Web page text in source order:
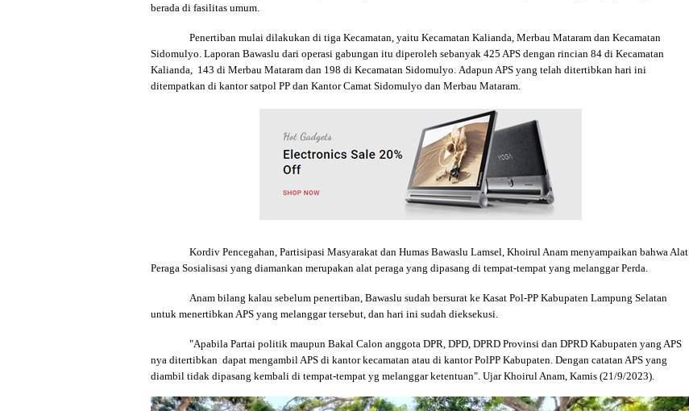
berada di fasilitas umum.
Penertiban mulai dilakukan di tiga Kecamatan, yaitu Kecamatan Kalianda, Merbau Mataram dan Kecamatan
Sidomulyo. Laporan Bawaslu dari operasi gabungan itu diperoleh sebanyak 425 APS dengan rincian 84 di Kecamatan
Kalianda, 143 di Merbau Mataram dan 198 di Kecamatan Sidomulyo. Adapun APS yang telah ditertibkan hari ini
ditempatkan di kantor satpol PP dan Kantor Camat Sidomulyo dan Merbau Mataram.
Kordiv Pencegahan, Partisipasi Masyarakat dan Humas Bawaslu Lamsel, Khoirul Anam menyampaikan bahwa Alat
Peraga Sosialisasi yang diamankan merupakan alat peraga yang dipasang di tempat-tempat yang melanggar Perda.
Anam bilang kalau sebelum penertiban, Bawaslu sudah bersurat ke Kasat Pol-PP Kabupaten Lampung Selatan
untuk menertibkan APS yang melanggar tersebut, dan hari ini sudah dieksekusi.
"Apabila Partai politik maupun Bakal Calon anggota DPR, DPD, DPRD Provinsi dan DPRD Kabupaten yang APS
nya ditertibkan dapat mengambil APS di kantor kecamatan atau di kantor PolPP Kabupaten. Dengan catatan APS yang
diambil tidak dipasang kembali di tempat-tempat yg melanggar ketentuan". Ujar Khoirul Anam, Kamis (21/9/2023).